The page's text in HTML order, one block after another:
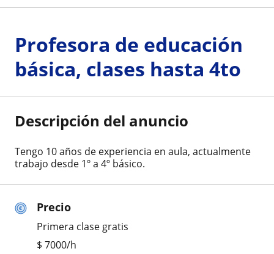
Precio
Primera clase gratis
$ 7000/h
Profesora de educación
básica, clases hasta 4to
Descripción del anuncio
Tengo 10 años de experiencia en aula, actualmente
trabajo desde 1º a 4º básico.